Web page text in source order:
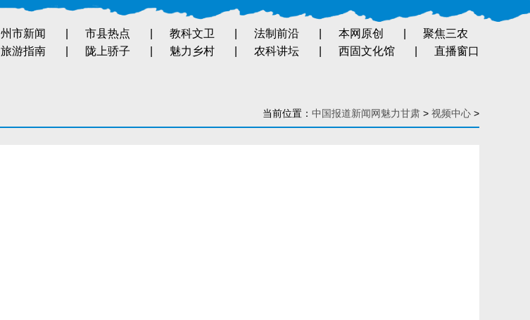
州市新闻 市县热点 教科文卫 法制前沿 本网原创
聚焦三农
旅游指南 陇上骄子 魅力乡村 农科讲坛 西固文化馆 直播窗口
当前位置： 中国报道新闻网魅力甘肃 > 视频中心 >